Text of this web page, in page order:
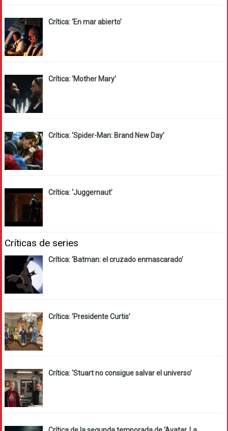
Crítica: ‘En mar abierto’
Crítica: ‘Mother Mary’
Crítica: ‘Spider-Man: Brand New Day’
Crítica: ‘Juggernaut’
Críticas de series
Crítica: ‘Batman: el cruzado enmascarado’
Crítica: ‘Presidente Curtis’
Crítica: ‘Stuart no consigue salvar el universo’